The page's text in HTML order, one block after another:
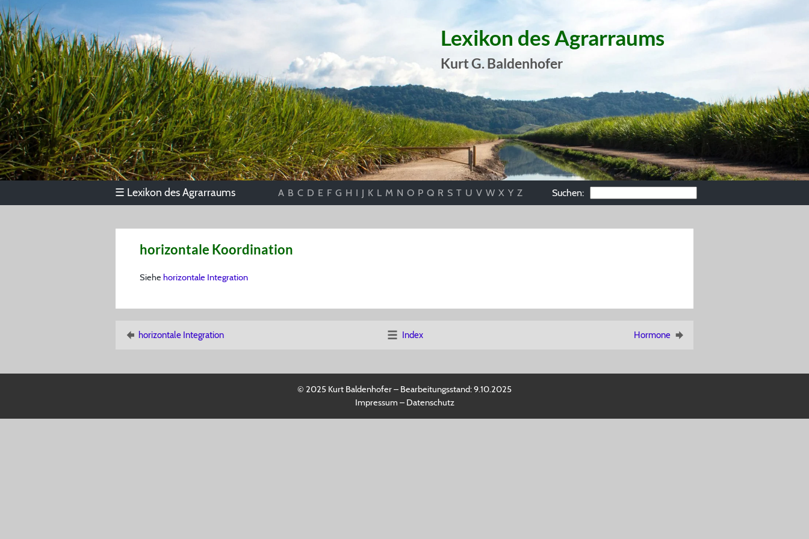
Lexikon des Agrarraums
Kurt G. Baldenhofer
☰ Lexikon des Agrarraums A B C D E F G H I J K L M N O P Q R S T U V W X Y Z Suchen:
horizontale Koordination
Siehe horizontale Integration
horizontale Integration Index Hormone
© 2025 Kurt Baldenhofer – Bearbeitungsstand:9.10.2025
Impressum – Datenschutz